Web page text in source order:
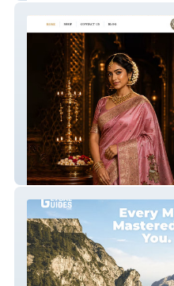
RV COUTURE 24